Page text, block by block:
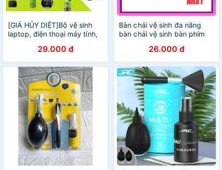
[GIÁ HỦY DIỆT]Bộ vệ sinh
laptop, điện thoại máy tính,
GIGA 36029.000 đ
Bàn chải vệ sinh đa năng
bàn chải vệ sinh bàn phím
26.000 đ